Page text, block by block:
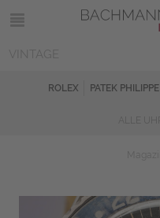
ROLEX PATEK PHILIPPE